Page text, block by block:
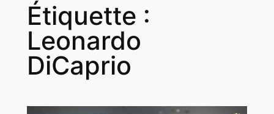
Étiquette :
Leonardo
DiCaprio